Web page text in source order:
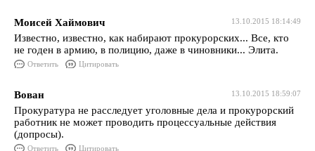
13.10.2015 18:14:49
Моисей Хаймович
Известно, известно, как набирают прокурорских... Все, кто
не годен в армию, в полицию, даже в чиновники... Элита.
Ответить Цитировать
13.10.2015 18:59:07
Вован
Прокуратура не расследует уголовные дела и прокурорский
работник не может проводить процессуальные действия
(допросы).
Ответить Цитировать